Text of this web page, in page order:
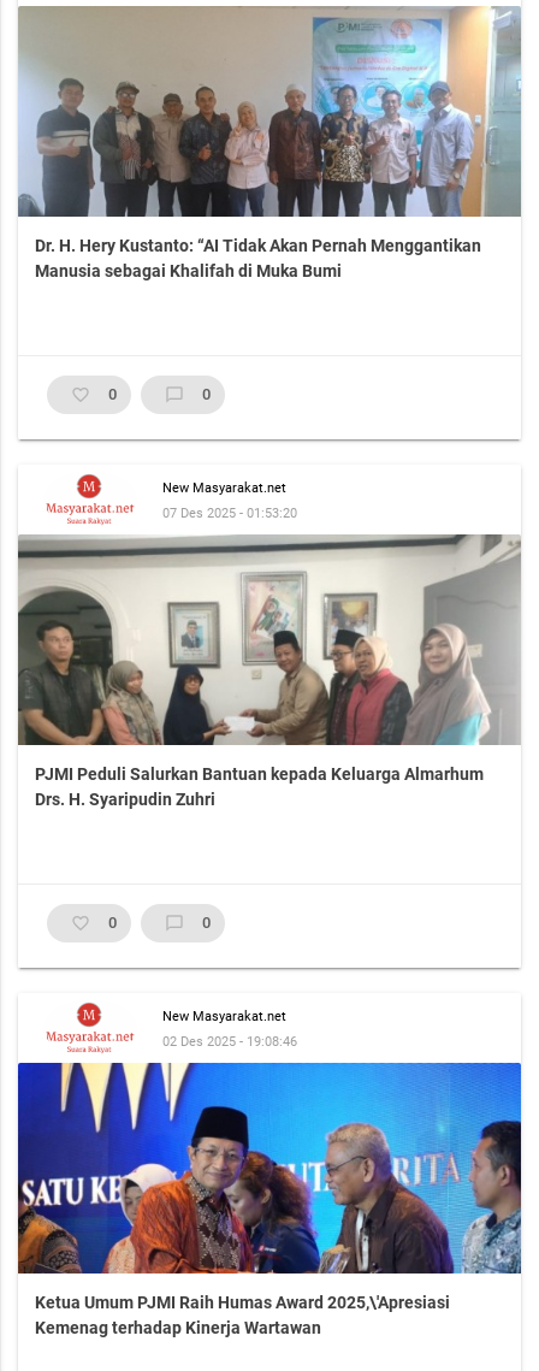
Dr. H. Hery Kustanto: “AI Tidak Akan Pernah Menggantikan
Manusia sebagai Khalifah di Muka Bumi
favorite_border 0 chat_bubble_outline 0
New Masyarakat.net
07 Des 2025 - 01:53:20
PJMI Peduli Salurkan Bantuan kepada Keluarga Almarhum
Drs. H. Syaripudin Zuhri
favorite_border 0 chat_bubble_outline 0
New Masyarakat.net
02 Des 2025 - 19:08:46
Ketua Umum PJMI Raih Humas Award 2025,\'Apresiasi
Kemenag terhadap Kinerja Wartawan